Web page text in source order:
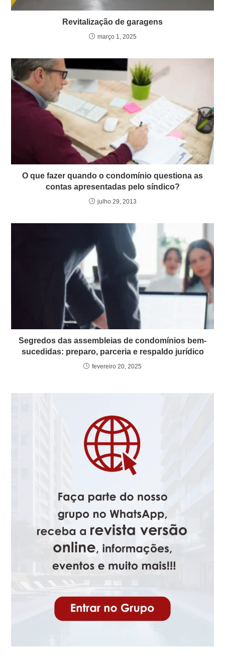
Revitalização de garagens
março 1, 2025
O que fazer quando o condomínio questiona as
contas apresentadas pelo síndico?
julho 29, 2013
Segredos das assembleias de condomínios bem-
sucedidas: preparo, parceria e respaldo jurídico
fevereiro 20, 2025